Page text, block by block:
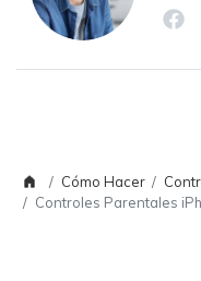
Cómo Hacer
Controles Parentales